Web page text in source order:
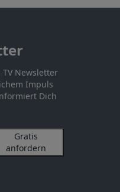
Newsletter
Impuls
Dich
Gratis
anfordern